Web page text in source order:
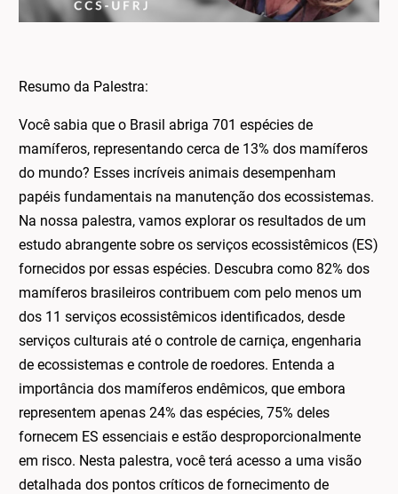
Resumo da Palestra:
Você sabia que o Brasil abriga 701 espécies de
mamíferos, representando cerca de 13% dos mamíferos
do mundo? Esses incríveis animais desempenham
papéis fundamentais na manutenção dos ecossistemas.
Na nossa palestra, vamos explorar os resultados de um
estudo abrangente sobre os serviços ecossistêmicos (ES)
fornecidos por essas espécies. Descubra como 82% dos
mamíferos brasileiros contribuem com pelo menos um
dos 11 serviços ecossistêmicos identificados, desde
serviços culturais até o controle de carniça, engenharia
de ecossistemas e controle de roedores. Entenda a
importância dos mamíferos endêmicos, que embora
representem apenas 24% das espécies, 75% deles
fornecem ES essenciais e estão desproporcionalmente
em risco. Nesta palestra, você terá acesso a uma visão
detalhada dos pontos críticos de fornecimento de